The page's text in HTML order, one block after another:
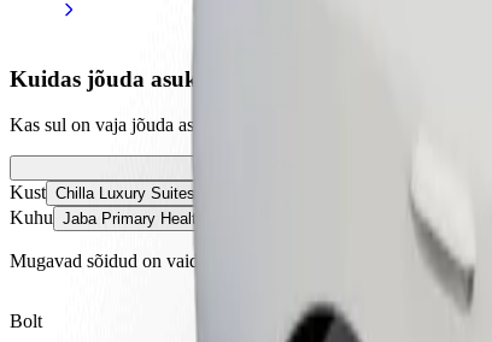
Kuidas jõuda asukohast Chilla Luxury Suites
Kas sul on vaja jõuda asukohast Chilla Luxury Suites
Kust Chilla Luxury Suites
Kuhu Jaba Primary Health Centre
Mugavad sõidud on vaid mõne nupuvajutuse kaugusel!
Bolt